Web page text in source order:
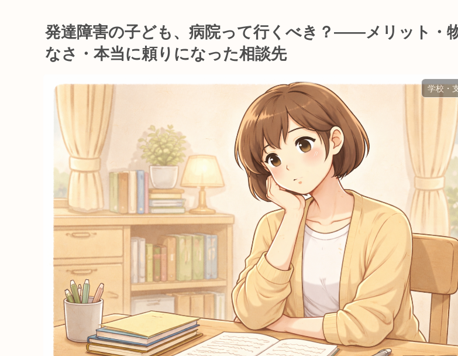
発達障害の子ども、病院って行くべき？——メリット・
なさ・本当に頼りになった相談先
学校・